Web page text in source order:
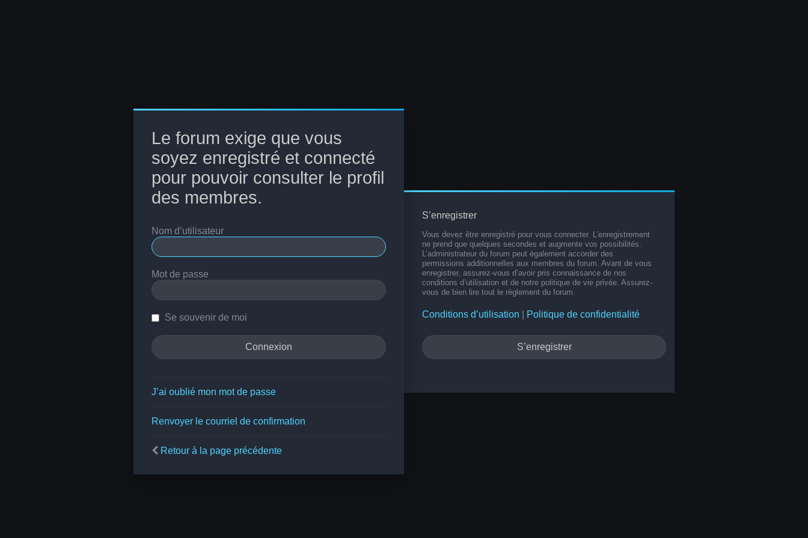
Le forum exige que vous
soyez enregistré et connecté
pour pouvoir consulter le profil
des membres.
Nom d’utilisateur
Mot de passe
Se souvenir de moi
J’ai oublié mon mot de passe
Renvoyer le courriel de confirmation
Retour à la page précédente
S’enregistrer
Vous devez être enregistré pour vous connecter. L’enregistrement
ne prend que quelques secondes et augmente vos possibilités.
L’administrateur du forum peut également accorder des
permissions additionnelles aux membres du forum. Avant de vous
enregistrer, assurez-vous d’avoir pris connaissance de nos
conditions d’utilisation et de notre politique de vie privée. Assurez-
vous de bien lire tout le règlement du forum.
Conditions d’utilisation Politique de confidentialité
S’enregistrer